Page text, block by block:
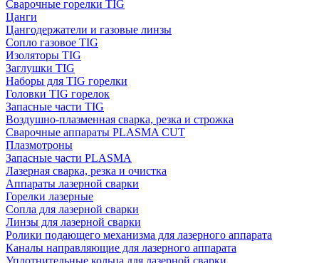
Сварочные горелки TIG
Цанги
Цангодержатели и газовые линзы
Сопло газовое TIG
Изоляторы TIG
Заглушки TIG
Наборы для TIG горелки
Головки TIG горелок
Запасные части TIG
Воздушно-плазменная сварка, резка и строжка
Сварочные аппараты PLASMA CUT
Плазмотроны
Запасные части PLASMA
Лазерная сварка, резка и очистка
Аппараты лазерной сварки
Горелки лазерные
Сопла для лазерной сварки
Линзы для лазерной сварки
Ролики подающего механизма для лазерного аппарата
Каналы направляющие для лазерного аппарата
Уплотнительные кольца для лазерной сварки